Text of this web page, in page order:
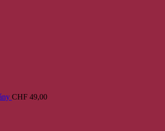
CHF 49,00